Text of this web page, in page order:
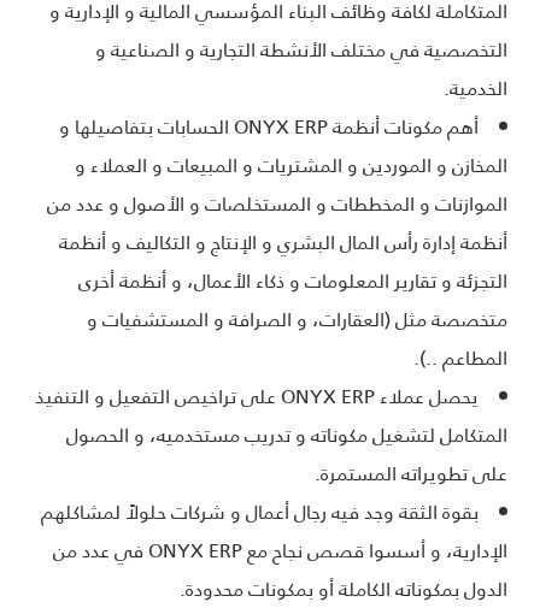
المتكاملة لكافة وظائف البناء المؤسسي المالية و الإدارية و
التخصصية في مختلف الأنشطة التجارية و الصناعية و
الخدمية.
أهم مكونات أنظمة ONYX ERP الحسابات بتفاصيلها و
المخازن و الموردين و المشتريات و المبيعات و العملاء و
الموازنات و المخططات و المستخلصات و الأصول و عدد من
أنظمة إدارة رأس المال البشري و الإنتاج و التكاليف و أنظمة
التجزئة و تقارير المعلومات و ذكاء الأعمال، و أنظمة أخرى
متخصصة مثل (العقارات، و الصرافة و المستشفيات و
المطاعم ..).
يحصل عملاء ONYX ERP على تراخيص التفعيل و التنفيذ
المتكامل لتشغيل مكوناته و تدريب مستخدميه، و الحصول
على تطويراته المستمرة.
بقوة الثقة وجد فيه رجال أعمال و شركات حلولاً لمشاكلهم
الإدارية، و أسسوا قصص نجاح مع ONYX ERP في عدد من
الدول بمكوناته الكاملة أو بمكونات محدودة.